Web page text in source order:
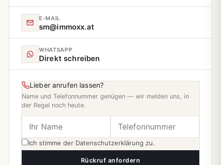
E‑MAIL
sm@immoxx.at
WHATSAPP
Direkt schreiben
Lieber anrufen lassen?
Name und Telefonnummer genügen — wir melden uns, in
der Regel noch heute.
Ich stimme der Datenschutzerklärung zu.
Rückruf anfordern